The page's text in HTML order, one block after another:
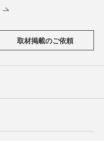
取材掲載のご依頼